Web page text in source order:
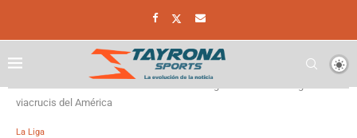
viacrucis del América
La Liga